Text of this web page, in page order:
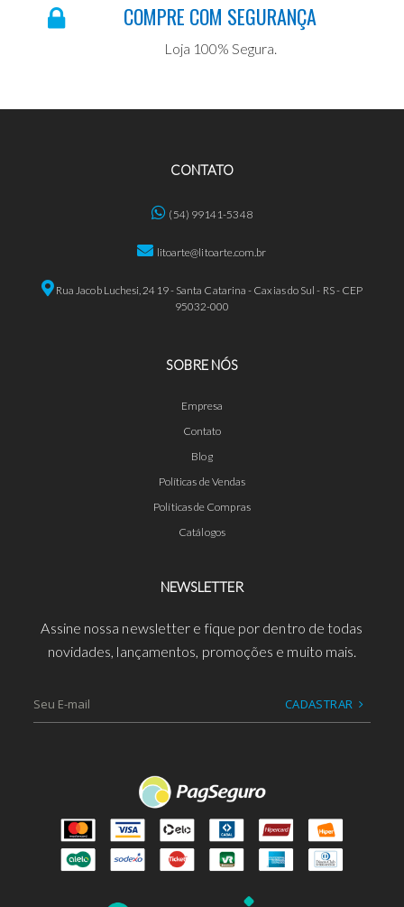
COMPRE COM SEGURANÇA
Loja 100% Segura.
CONTATO
(54) 99141-5348
litoarte@litoarte.com.br
Rua Jacob Luchesi, 2419 - Santa Catarina - Caxias do Sul - RS - CEP
95032-000
SOBRE NÓS
Empresa
Contato
Blog
Políticas de Vendas
Políticas de Compras
Catálogos
NEWSLETTER
Assine nossa newsletter e fique por dentro de todas
novidades, lançamentos, promoções e muito mais.
CADASTRAR